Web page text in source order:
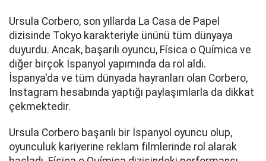
Ursula Corbero, son yıllarda La Casa de Papel
dizisinde Tokyo karakteriyle ününü tüm dünyaya
duyurdu. Ancak, başarılı oyuncu, Física o Química ve
diğer birçok İspanyol yapımında da rol aldı.
İspanya'da ve tüm dünyada hayranları olan Corbero,
Instagram hesabında yaptığı paylaşımlarla da dikkat
çekmektedir.
Ursula Corbero başarılı bir İspanyol oyuncu olup,
oyunculuk kariyerine reklam filmlerinde rol alarak